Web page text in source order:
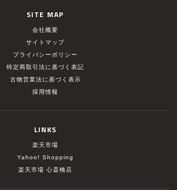
SITE MAP
会社概要
サイトマップ
プライバシーポリシー
特定商取引法に基づく表記
古物営業法に基づく表示
採用情報
LINKS
楽天市場
Yahoo! Shopping
楽天市場 心斎橋店